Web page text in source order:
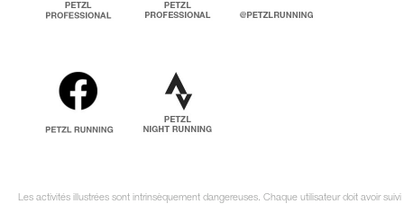
Les activités illustrées sont intrinsèquement dangereuses. Chaque utilisateur doit avoir